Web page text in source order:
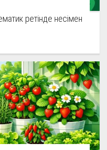
ретінде несімен